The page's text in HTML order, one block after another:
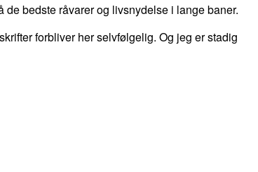
bedste råvarer og livsnydelse i lange baner.
forbliver her selvfølgelig. Og jeg er stadig